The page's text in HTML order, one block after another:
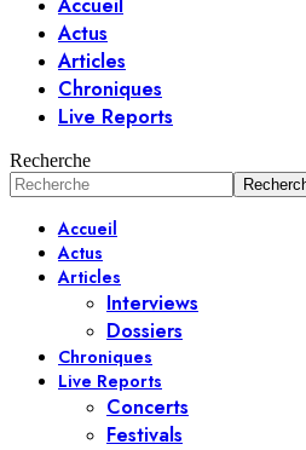
Actus
Articles
Chroniques
Live Reports
Recherche
Accueil
Actus
Articles
Interviews
Dossiers
Chroniques
Live Reports
Concerts
Festivals